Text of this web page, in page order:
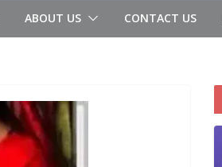
ABOUT US CONTACT US